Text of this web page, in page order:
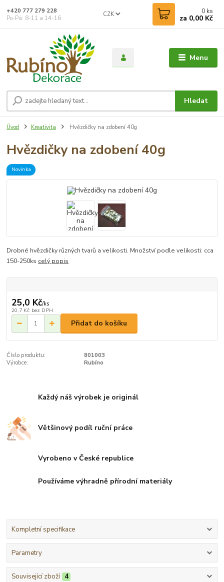
Menu
CZK
Hledat
+420 777 279 228
Po-Pá: 8-11 a 14-16
0 ks
za 0,00 Kč
Úvod Kreativita Hvězdičky na zdobení 40g
Hvězdičky na zdobení 40g
Novinka
Drobné hvězdičky různých tvarů a velikosti. Množství podle velikosti: cca
150-250ks celý popis
25,0 Kč/ks
20,7 Kč bez DPH
Přidat do košíku
Číslo produktu:
801003
Výrobce:
Rubíno
Každý náš výrobek je originál
Většinový podíl ruční práce
Vyrobeno v České republice
Používáme výhradně přírodní materiály
Kompletní specifikace
Parametry
Související zboží 4